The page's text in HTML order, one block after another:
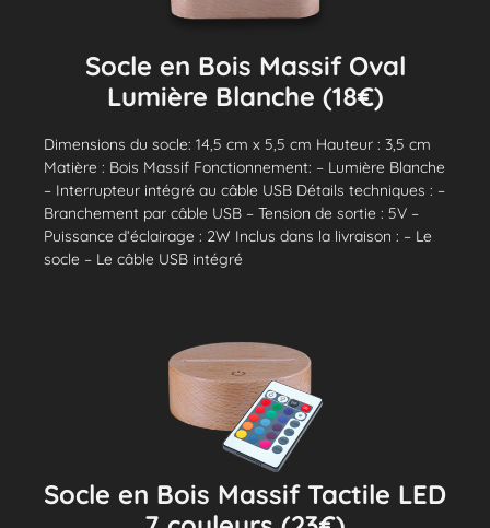
Socle en Bois Massif Oval
Lumière Blanche (18€)
Dimensions du socle: 14,5 cm x 5,5 cm Hauteur : 3,5 cm
Matière : Bois Massif Fonctionnement: – Lumière Blanche
– Interrupteur intégré au câble USB Détails techniques : –
Branchement par câble USB – Tension de sortie : 5V –
Puissance d’éclairage : 2W Inclus dans la livraison : – Le
socle – Le câble USB intégré
Socle en Bois Massif Tactile LED